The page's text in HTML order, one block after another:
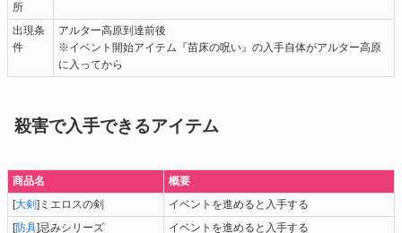
所
出現条
件
アルター高原到達前後
※イベント開始アイテム『苗床の呪い』の入手自体がアルター高原
に入ってから
殺害で入手できるアイテム
商品名
概要
[大剣]ミエロスの剣
イベントを進めると入手する
[防具]忌みシリーズ イベントを進めると入手する